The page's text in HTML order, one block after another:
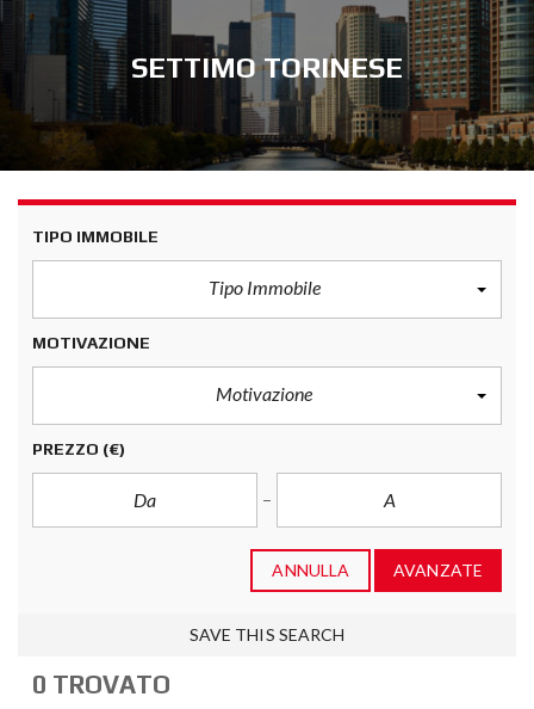
SETTIMO TORINESE
TIPO IMMOBILE
Tipo Immobile
MOTIVAZIONE
Motivazione
PREZZO (€)
ANNULLA AVANZATE
SAVE THIS SEARCH
0 TROVATO